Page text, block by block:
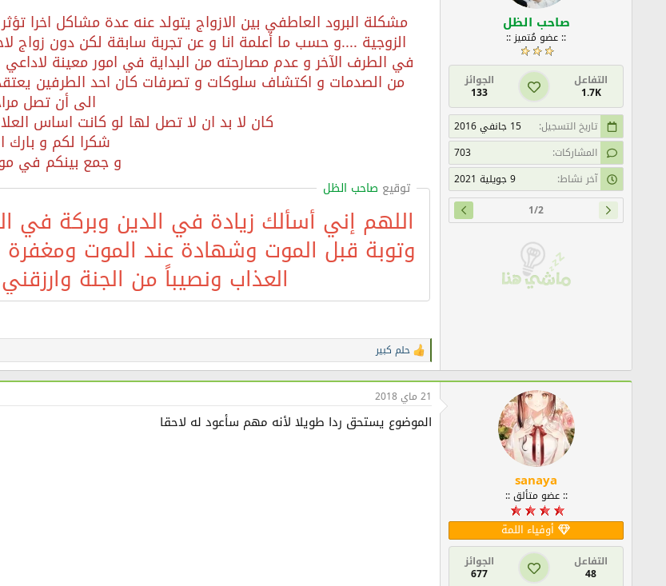
صاحب الظل
:: عضو مُتميز ::
التفاعل
1.7K
الجوائز
133
تاريخ التسجيل
15 جانفي 2016
المشاركات
703
آخر نشاط
9 جويلية 2021
1/2
مشكلة البرود العاطفي بين الازواج يتولد عنه عدة مشاكل اخرا
الزوجية ....و حسب ما أعلمة انا و عن تجربة سابقة لكن دون
في الطرف الآخر و عدم مصارحته من البداية في امور معينة
من الصدمات و اكتشاف سلوكات و تصرفات كان احد الطرفين
الى أن تصل
كان لا بد ان لا تصل لها لو كانت اساس
شكرا لكم و بارك
و جمع بينكم في
توقيع صاحب الظل
اللهم إني أسألك زيادة في الدين وبركة
وتوبة قبل الموت وشهادة عند الموت ومغفرة
العذاب ونصيباً من الجنة
ا
ل
ت
ف
ا
ع
ل
حلم كبير
sanaya
:: عضو متألق ::
أوفياء اللمة
التفاعل
48
الجوائز
677
21 ماي 2018
الموضوع يستحق ردا طويلا لأنه مهم سأعود له لاحقا